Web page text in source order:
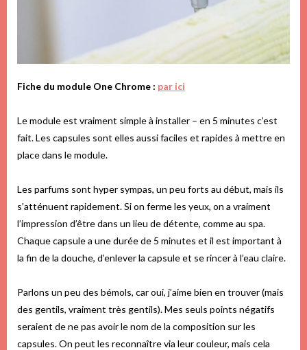
Fiche du module One Chrome : par ici
Le module est vraiment simple à installer – en 5 minutes c’est
fait. Les capsules sont elles aussi faciles et rapides à mettre en
place dans le module.
Les parfums sont hyper sympas, un peu forts au début, mais ils
s’atténuent rapidement. Si on ferme les yeux, on a vraiment
l’impression d’être dans un lieu de détente, comme au spa.
Chaque capsule a une durée de 5 minutes et il est important à
la fin de la douche, d’enlever la capsule et se rincer à l’eau claire.
Parlons un peu des bémols, car oui, j’aime bien en trouver (mais
des gentils, vraiment très gentils). Mes seuls points négatifs
seraient de ne pas avoir le nom de la composition sur les
capsules. On peut les reconnaître via leur couleur, mais cela